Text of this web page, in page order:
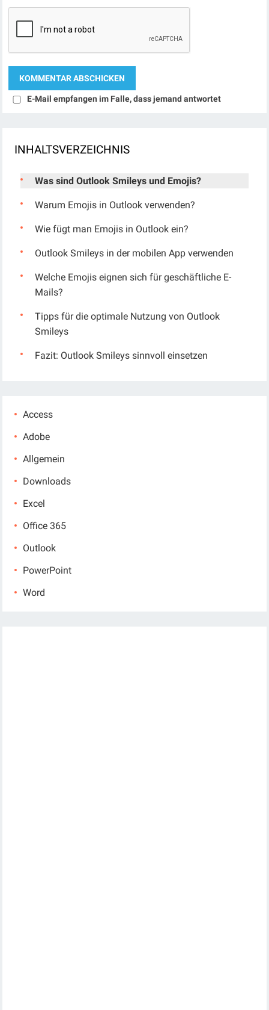
E-Mail empfangen im Falle, dass jemand antwortet
INHALTSVERZEICHNIS
Was sind Outlook Smileys und Emojis?
Warum Emojis in Outlook verwenden?
Wie fügt man Emojis in Outlook ein?
Outlook Smileys in der mobilen App verwenden
Welche Emojis eignen sich für geschäftliche E-
Mails?
Tipps für die optimale Nutzung von Outlook
Smileys
Fazit: Outlook Smileys sinnvoll einsetzen
Access
Adobe
Allgemein
Downloads
Excel
Office 365
Outlook
PowerPoint
Word